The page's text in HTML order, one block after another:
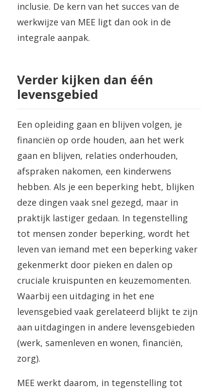
inclusie. De kern van het succes van de
werkwijze van MEE ligt dan ook in de
integrale aanpak.
Verder kijken dan één
levensgebied
Een opleiding gaan en blijven volgen, je
financiën op orde houden, aan het werk
gaan en blijven, relaties onderhouden,
afspraken nakomen, een kinderwens
hebben. Als je een beperking hebt, blijken
deze dingen vaak snel gezegd, maar in
praktijk lastiger gedaan. In tegenstelling
tot mensen zonder beperking, wordt het
leven van iemand met een beperking vaker
gekenmerkt door pieken en dalen op
cruciale kruispunten en keuzemomenten.
Waarbij een uitdaging in het ene
levensgebied vaak gerelateerd blijkt te zijn
aan uitdagingen in andere levensgebieden
(werk, samenleven en wonen, financiën,
zorg).
MEE werkt daarom, in tegenstelling tot